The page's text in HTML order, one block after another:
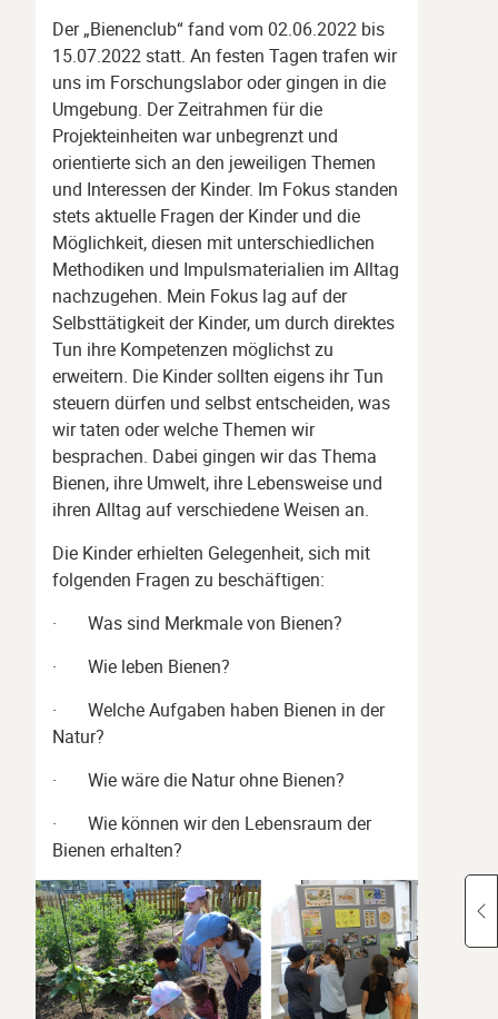
Der „Bienenclub“ fand vom 02.06.2022 bis
15.07.2022 statt. An festen Tagen trafen wir
uns im Forschungslabor oder gingen in die
Umgebung. Der Zeitrahmen für die
Projekteinheiten war unbegrenzt und
orientierte sich an den jeweiligen Themen
und Interessen der Kinder. Im Fokus standen
stets aktuelle Fragen der Kinder und die
Möglichkeit, diesen mit unterschiedlichen
Methodiken und Impulsmaterialien im Alltag
nachzugehen. Mein Fokus lag auf der
Selbsttätigkeit der Kinder, um durch direktes
Tun ihre Kompetenzen möglichst zu
erweitern. Die Kinder sollten eigens ihr Tun
steuern dürfen und selbst entscheiden, was
wir taten oder welche Themen wir
besprachen. Dabei gingen wir das Thema
Bienen, ihre Umwelt, ihre Lebensweise und
ihren Alltag auf verschiedene Weisen an.
Die Kinder erhielten Gelegenheit, sich mit
folgenden Fragen zu beschäftigen:
· Was sind Merkmale von Bienen?
· Wie leben Bienen?
· Welche Aufgaben haben Bienen in der
Natur?
· Wie wäre die Natur ohne Bienen?
· Wie können wir den Lebensraum der
Bienen erhalten?